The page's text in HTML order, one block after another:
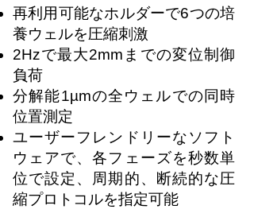
再利用可能なホルダーで6つの培
養ウェルを圧縮刺激
2Hzで最大2mmまでの変位制御
負荷
分解能1µmの全ウェルでの同時
位置測定
ユーザーフレンドリーなソフト
ウェアで、各フェーズを秒数単
位で設定、周期的、断続的な圧
縮プロトコルを指定可能